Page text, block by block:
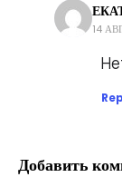
Аксенова
14
Добавить